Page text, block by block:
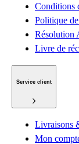
Conditions
Politique
Résolution
Livre de
Service client
Livraisons
Mon